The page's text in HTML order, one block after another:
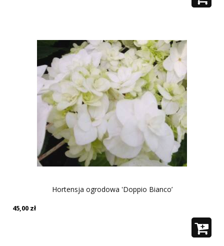
Hortensja ogrodowa 'Doppio Bianco’
45,00 zł